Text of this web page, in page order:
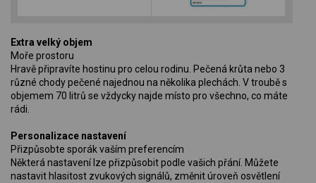
Extra velký objem
Moře prostoru
Hravě připravíte hostinu pro celou rodinu. Pečená krůta nebo 3
různé chody pečené najednou na několika plechách. V troubě s
objemem 70 litrů se vždycky najde místo pro všechno, co máte
rádi.
Personalizace nastavení
Přizpůsobte sporák vaším preferencím
Některá nastavení lze přizpůsobit podle vašich přání. Můžete
nastavit hlasitost zvukových signálů, změnit úroveň osvětlení